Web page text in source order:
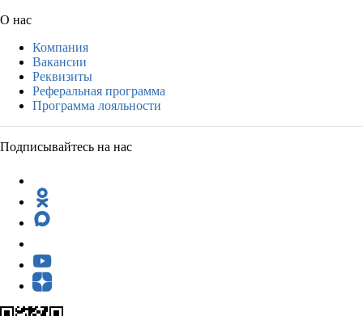
О нас
Компания
Вакансии
Реквизиты
Реферальная программа
Программа лояльности
Подписывайтесь на нас